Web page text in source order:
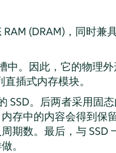
(DRAM)，同时兼
。因此，它的物理
插式内存模块。
SSD。后两者采用固
存中的内容会得到保
期数。最后，与 SSD
。